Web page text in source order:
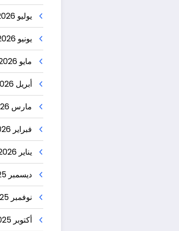
يوليو 2026
يونيو 2026
مايو 2026
أبريل 2026
مارس 2026
فبراير 2026
يناير 2026
ديسمبر 2025
نوفمبر 2025
أكتوبر 2025